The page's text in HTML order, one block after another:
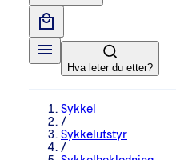
Hva leter du etter?
Sykkel
/
Sykkelutstyr
/